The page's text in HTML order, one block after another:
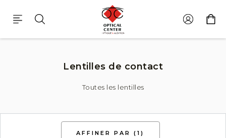
Large Choix De Lentilles De Contact
Lentilles de contact
Toutes les lentilles
AFFINER PAR(1)